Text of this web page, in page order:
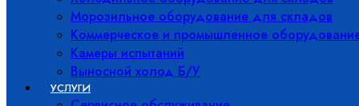
Морозильное оборудование для складов
Коммерческое и промышленное
Камеры испытаний
Выносной холод Б/У
УСЛУГИ